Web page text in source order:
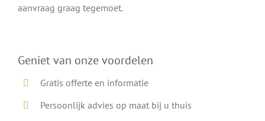
aanvraag graag tegemoet.
Geniet van onze voordelen
Gratis offerte en informatie
Persoonlijk advies op maat bij u thuis